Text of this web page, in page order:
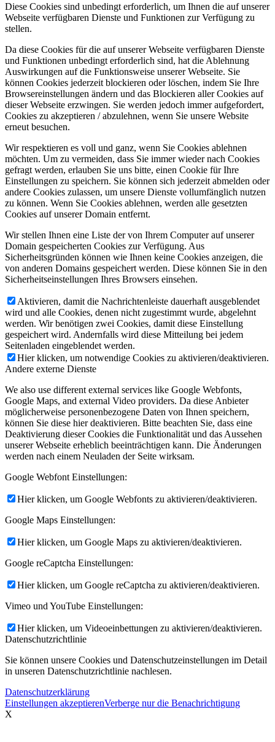
Diese Cookies sind unbedingt erforderlich, um Ihnen die auf unserer
Webseite verfügbaren Dienste und Funktionen zur Verfügung zu
stellen.
Da diese Cookies für die auf unserer Webseite verfügbaren Dienste
und Funktionen unbedingt erforderlich sind, hat die Ablehnung
Auswirkungen auf die Funktionsweise unserer Webseite. Sie
können Cookies jederzeit blockieren oder löschen, indem Sie Ihre
Browsereinstellungen ändern und das Blockieren aller Cookies auf
dieser Webseite erzwingen. Sie werden jedoch immer aufgefordert,
Cookies zu akzeptieren / abzulehnen, wenn Sie unsere Website
erneut besuchen.
Wir respektieren es voll und ganz, wenn Sie Cookies ablehnen
möchten. Um zu vermeiden, dass Sie immer wieder nach Cookies
gefragt werden, erlauben Sie uns bitte, einen Cookie für Ihre
Einstellungen zu speichern. Sie können sich jederzeit abmelden oder
andere Cookies zulassen, um unsere Dienste vollumfänglich nutzen
zu können. Wenn Sie Cookies ablehnen, werden alle gesetzten
Cookies auf unserer Domain entfernt.
Wir stellen Ihnen eine Liste der von Ihrem Computer auf unserer
Domain gespeicherten Cookies zur Verfügung. Aus
Sicherheitsgründen können wie Ihnen keine Cookies anzeigen, die
von anderen Domains gespeichert werden. Diese können Sie in den
Sicherheitseinstellungen Ihres Browsers einsehen.
Aktivieren, damit die Nachrichtenleiste dauerhaft ausgeblendet
wird und alle Cookies, denen nicht zugestimmt wurde, abgelehnt
werden. Wir benötigen zwei Cookies, damit diese Einstellung
gespeichert wird. Andernfalls wird diese Mitteilung bei jedem
Seitenladen eingeblendet werden.
Hier klicken, um notwendige Cookies zu aktivieren/deaktivieren.
Andere externe Dienste
We also use different external services like Google Webfonts,
Google Maps, and external Video providers. Da diese Anbieter
möglicherweise personenbezogene Daten von Ihnen speichern,
können Sie diese hier deaktivieren. Bitte beachten Sie, dass eine
Deaktivierung dieser Cookies die Funktionalität und das Aussehen
unserer Webseite erheblich beeinträchtigen kann. Die Änderungen
werden nach einem Neuladen der Seite wirksam.
Google Webfont Einstellungen:
Hier klicken, um Google Webfonts zu aktivieren/deaktivieren.
Google Maps Einstellungen:
Hier klicken, um Google Maps zu aktivieren/deaktivieren.
Google reCaptcha Einstellungen:
Hier klicken, um Google reCaptcha zu aktivieren/deaktivieren.
Vimeo und YouTube Einstellungen:
Hier klicken, um Videoeinbettungen zu aktivieren/deaktivieren.
Datenschutzrichtlinie
Sie können unsere Cookies und Datenschutzeinstellungen im Detail
in unseren Datenschutzrichtlinie nachlesen.
Datenschutzerklärung
Einstellungen akzeptierenVerberge nur die Benachrichtigung
X